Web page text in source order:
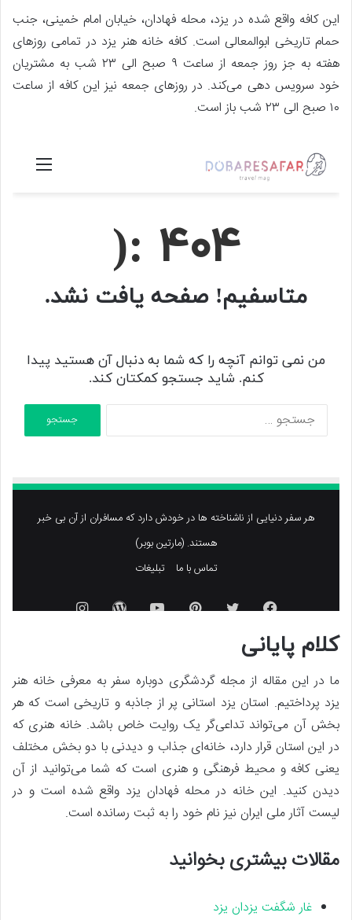
این کافه واقع شده در یزد، محله فهادان، خیابان امام خمینی، جنب
حمام تاریخی ابوالمعالی است. کافه خانه هنر یزد در تمامی روزهای
هفته به جز روز جمعه از ساعت ۹ صبح الی ۲۳ شب به مشتریان
خود سرویس دهی می‌کند. در روزهای جمعه نیز این کافه از ساعت
۱۰ صبح الی ۲۳ شب باز است.
کلام پایانی
ما در این مقاله از مجله گردشگری دوباره سفر به معرفی خانه هنر
یزد پرداختیم. استان یزد استانی پر از جاذبه و تاریخی است که هر
بخش آن می‌تواند تداعی‌گر یک روایت خاص باشد. خانه هنری که
در این استان قرار دارد، خانه‌ای جذاب و دیدنی با دو بخش مختلف
یعنی کافه و محیط فرهنگی و هنری است که شما می‌توانید از آن
دیدن کنید. این خانه در محله فهادان یزد واقع شده است و در
لیست آثار ملی ایران نیز نام خود را به ثبت رسانده است.
مقالات بیشتری بخوانید
غار شگفت یزدان یزد